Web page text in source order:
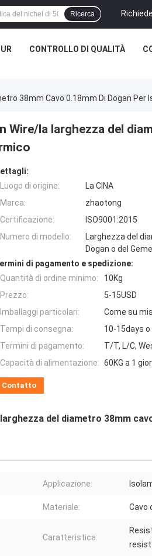
Ricerca
CONTROLLO DI QUALITÀ
38mm Cavo 0.18mm Di Dogan Per
la larghezza del
Luogo di origine:
La CINA
Marca:
zhaotong
Certificazione:
ISO9001:2015
Numero di modello:
Larghezza del
Dogan o del
di pagamento e spedizione:
Quantità di ordine minimo:
10Kg
Prezzo:
5-15USD
Imballaggi particolari:
Come su
Tempi di consegna:
10-15days
Termini di pagamento:
T/T, L/C,
Capacità di alimentazione: 60KG a 1
Contatto
del diametro 38mm
Applicazione:
Materiale: Cavo
Caratteristica: